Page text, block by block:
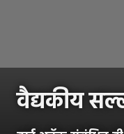
वैद्यकीय